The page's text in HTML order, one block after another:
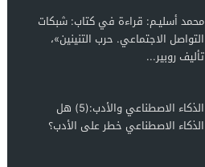
محمد أسليـم: قراءة في كتاب: شبكات
التواصل الاجتماعي. حرب التنينين»،
تأليف روبير...
الذكاء الاصطناعي والأدب:(5) هل
الذكاء الاصطناعي خطر على الأدب؟